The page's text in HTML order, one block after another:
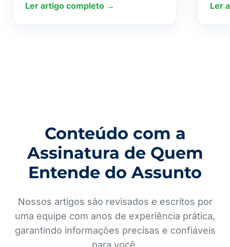
Ler artigo completo → Ler
Conteúdo com a
Assinatura de Quem
Entende do Assunto
Nossos artigos são revisados e escritos por
uma equipe com anos de experiência prática,
garantindo informações precisas e confiáveis
para você.